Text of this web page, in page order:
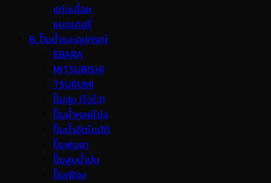
แท่นเลื่อย
แบตเตอรี่
B. ปั๊มน้ำและอุปกรณ์
EBARA
MITSUBISHI
TSURUMI
ปั๊มจุ่ม (ไดโว่)
ปั๊มน้ำหอยโข่ง
ปั๊มน้ำอัตโนมัติ
ปั๊มพ่นยา
ปั๊มสูบน้ำมัน
ปั๊มเฟือง